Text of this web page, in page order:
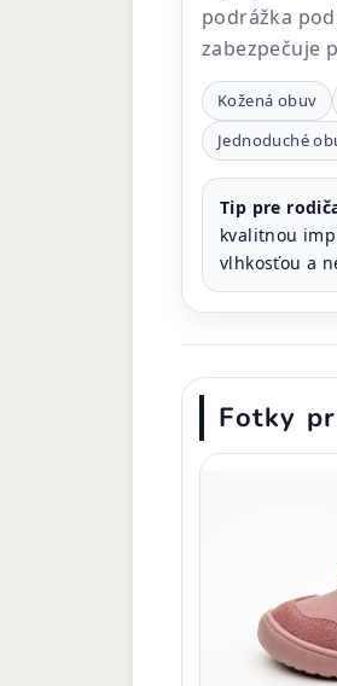
podrážka
zabezpečuje
Kožená obuv
Jednoduché
Tip pre
kvalitnou
vlhkosťou a
Fotky